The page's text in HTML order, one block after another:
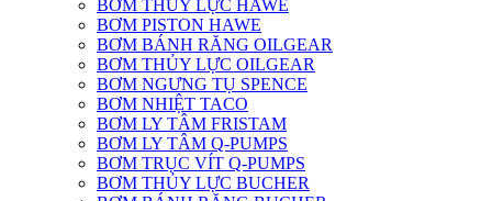
BƠM THỦY LỰC HAWE
BƠM PISTON HAWE
BƠM BÁNH RĂNG OILGEAR
BƠM THỦY LỰC OILGEAR
BƠM NGƯNG TỤ SPENCE
BƠM NHIỆT TACO
BƠM LY TÂM FRISTAM
BƠM LY TÂM Q-PUMPS
BƠM TRỤC VÍT Q-PUMPS
BƠM THỦY LỰC BUCHER